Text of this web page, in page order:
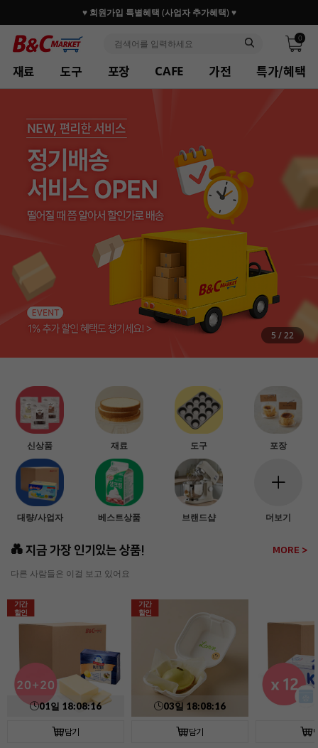
30만 홈베이커 1.2만 사업자가 즐겨찾는 마켓리더
0
재료 도구 포장 CAFE 가전 특가/혜택
5 /22
신상품 재료 도구 포장
대량/사업자 베스트상품 브랜드샵 더보기
💑 지금 가장 인기있는 상품! MORE >
다른 사람들은 이걸 보고 있어요
담기 담기